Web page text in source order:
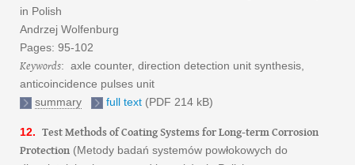
in Polish
Andrzej Wolfenburg
Pages: 95-102
Keywords: axle counter, direction detection unit synthesis,
anticoincidence pulses unit
summary
full text (PDF 214 kB)
12. Test Methods of Coating Systems for Long-term Corrosion
Protection (Metody badań systemów powłokowych do